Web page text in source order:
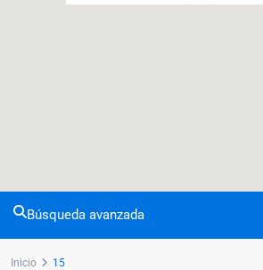
Búsqueda avanzada
Inicio 15